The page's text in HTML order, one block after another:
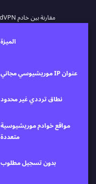
مقارنة بين خادم FreeAndroidVPN الموريشيوسي وخدمات VPN الأخرى
الميزة
عنوان IP موريشيوسي مجاني
نطاق ترددي غير محدود
مواقع خوادم موريشيوسية
متعددة
بدون تسجيل مطلوب